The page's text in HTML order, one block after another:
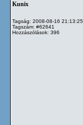
Kunix
Tagság: 2008-08-16 21:13:25
Tagszám: #62641
Hozzászólások: 396